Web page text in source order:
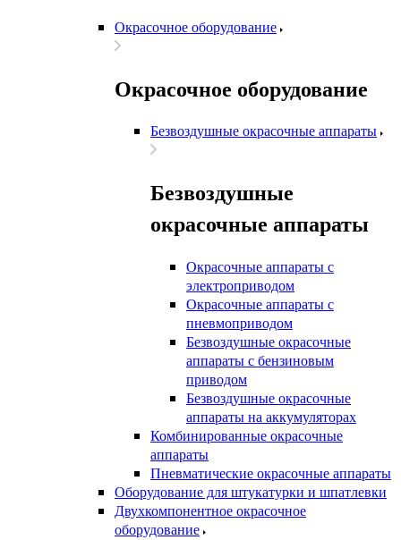
Окрасочное оборудование
Окрасочное оборудование
Безвоздушные окрасочные аппараты
Безвоздушные
окрасочные аппараты
Окрасочные аппараты с
электроприводом
Окрасочные аппараты с
пневмоприводом
Безвоздушные окрасочные
аппараты с бензиновым
приводом
Безвоздушные окрасочные
аппараты на аккумуляторах
Комбинированные окрасочные
аппараты
Пневматические окрасочные аппараты
Оборудование для штукатурки и шпатлевки
Двухкомпонентное окрасочное
оборудование